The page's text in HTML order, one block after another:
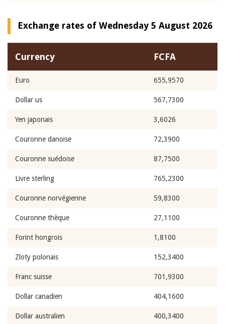
Exchange rates of Wednesday 5 August 2026
Currency FCFA
Euro 655,9570
Dollar us 567,7300
Yen japonais 3,6026
Couronne danoise 72,3900
Couronne suédoise 87,7500
Livre sterling 765,2300
Couronne norvégienne 59,8300
Couronne thèque 27,1100
Forint hongrois 1,8100
Zloty polonais 152,3400
Franc suisse 701,9300
Dollar canadien 404,1600
Dollar australien 400,3400